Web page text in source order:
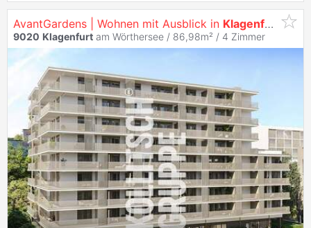
AvantGardens | Wohnen mit Ausblick in Klagenfurt
9020 Klagenfurt am Wörthersee / 86,98m² / 4 Zimmer